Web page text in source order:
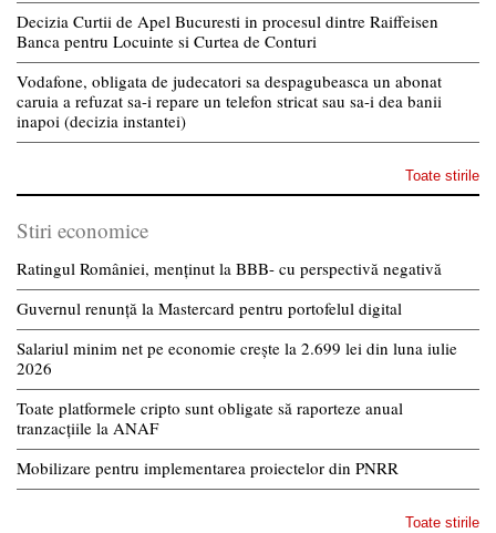
Decizia Curtii de Apel Bucuresti in procesul dintre Raiffeisen
Banca pentru Locuinte si Curtea de Conturi
Vodafone, obligata de judecatori sa despagubeasca un abonat
caruia a refuzat sa-i repare un telefon stricat sau sa-i dea banii
inapoi (decizia instantei)
Toate stirile
Stiri economice
Ratingul României, menținut la BBB- cu perspectivă negativă
Guvernul renunță la Mastercard pentru portofelul digital
Salariul minim net pe economie crește la 2.699 lei din luna iulie
2026
Toate platformele cripto sunt obligate să raporteze anual
tranzacțiile la ANAF
Mobilizare pentru implementarea proiectelor din PNRR
Toate stirile